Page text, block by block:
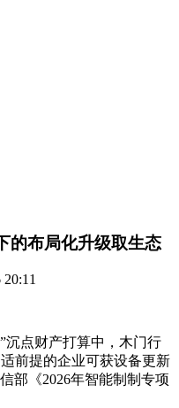
的布局化升级取生态
点财产打算中，木门行
前提的企业可获设备更新
部《2026年智能制制专项